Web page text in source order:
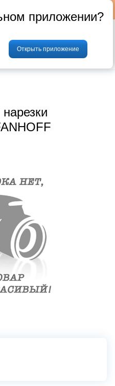
и овощи Мясо Птица
приложении?
Открыть приложение